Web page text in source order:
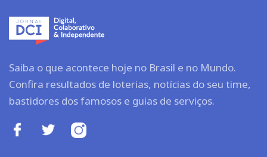
Saiba o que acontece hoje no Brasil e no Mundo.
Confira resultados de loterias, notícias do seu time,
bastidores dos famosos e guias de serviços.